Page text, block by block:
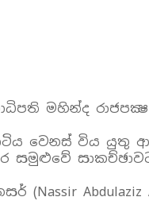
මහින්ද
වෙනස් විය යුතු
සමුළුවේ
Abdulaziz